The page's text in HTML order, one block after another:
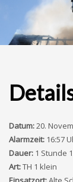
Datum:20.
Alarmzeit: 16:57
Dauer: 1 Stunde
Art:TH 1 klein